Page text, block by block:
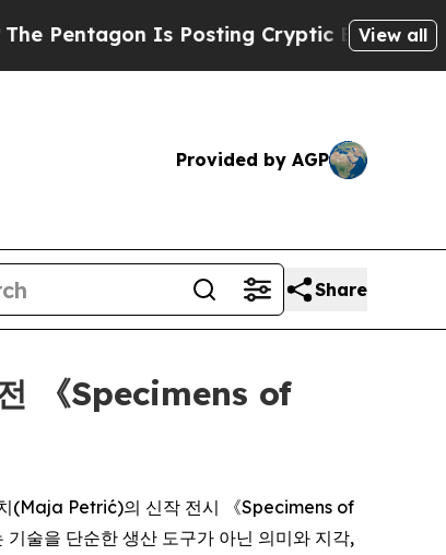
Pentagon Is Posting Cryptic BiblicalView all
Provided by AGP
Share
《Specimens of
(Maja Petrić)의 신작 전시 《Specimens of
술을 단순한 생산 도구가 아닌 의미와 지각,